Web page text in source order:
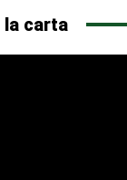
la carta